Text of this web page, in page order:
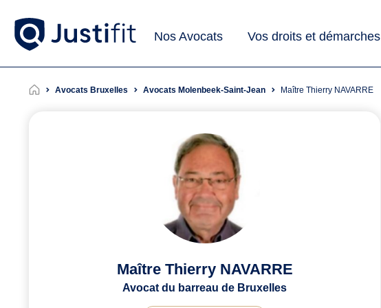
Nos Avocats Vos droits et démarches
Avocats Bruxelles Avocats Molenbeek-Saint-Jean Maître Thierry NAVARRE
Maître Thierry NAVARRE
Avocat du barreau de Bruxelles